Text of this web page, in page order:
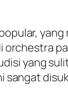
yang
orchestra
yang
sangat